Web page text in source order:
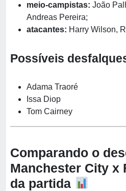
meio-campistas: João
Andreas Pereira;
atacantes: Harry Wilson,
Possíveis
Adama Traoré
Issa Diop
Tom Cairney
Comparando o
Manchester City x
da partida